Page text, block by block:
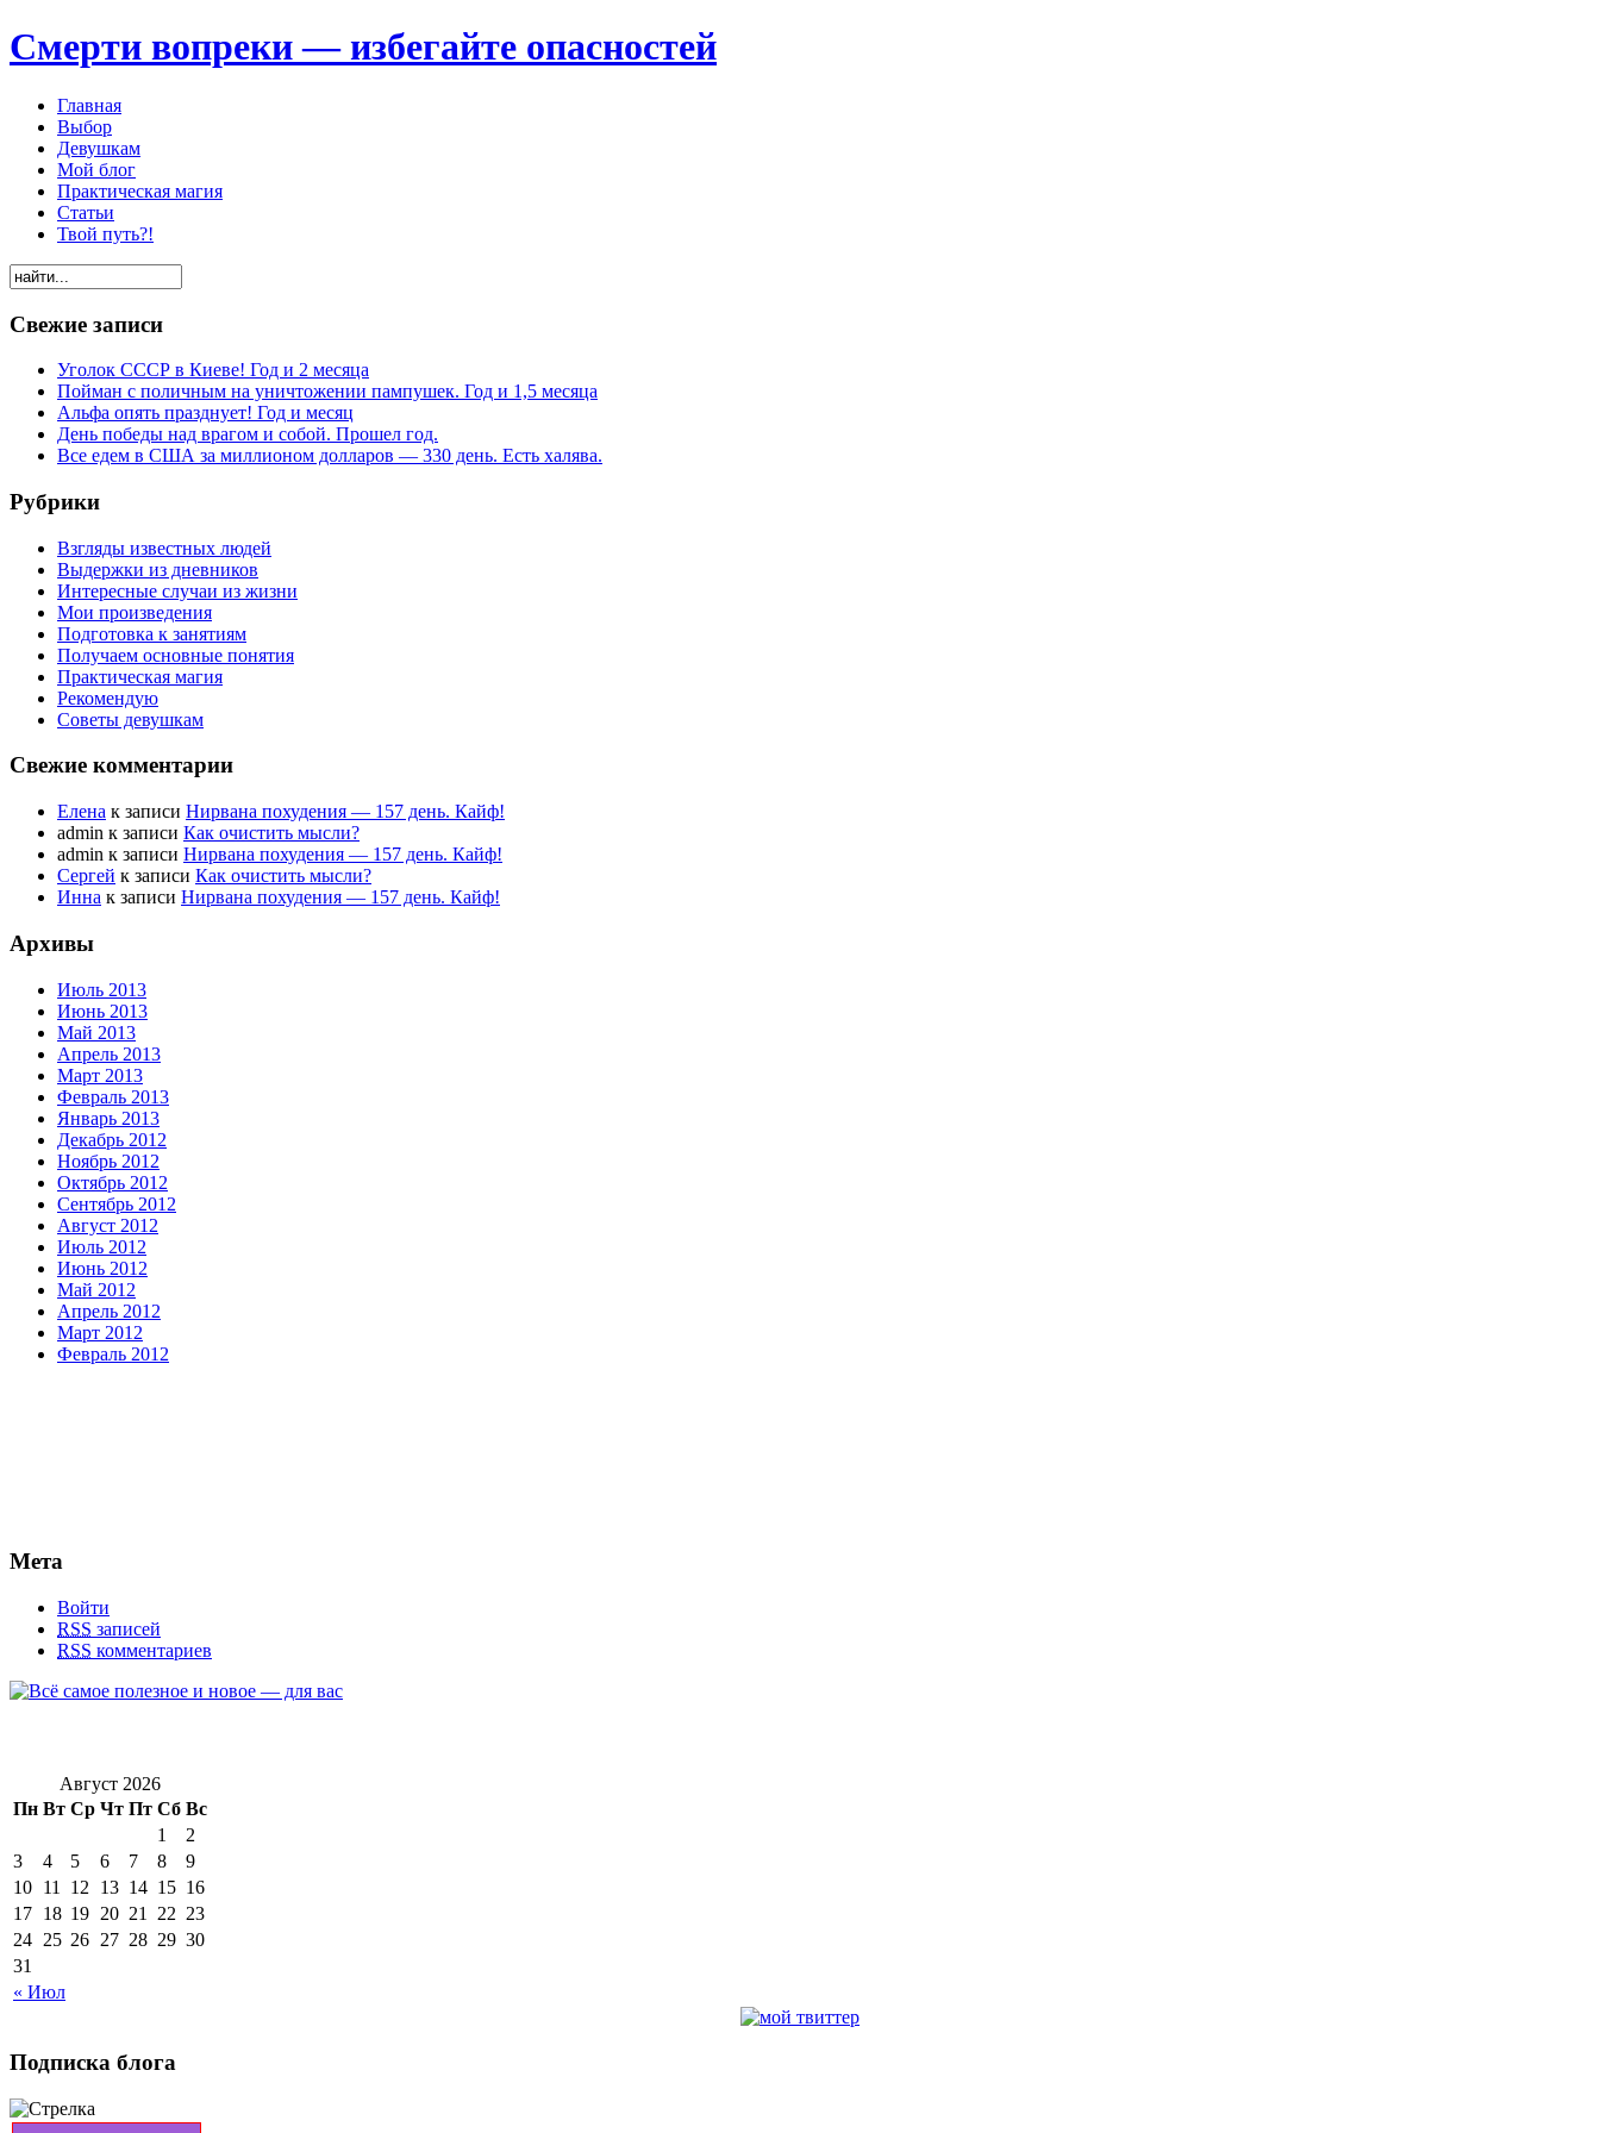
Смерти вопреки — избегайте опасностей
Главная
Выбор
Девушкам
Мой блог
Практическая магия
Статьи
Твой путь?!
Свежие записи
Уголок СССР в Киеве! Год и 2 месяца
Пойман с поличным на уничтожении пампушек. Год и 1,5 месяца
Альфа опять празднует! Год и месяц
День победы над врагом и собой. Прошел год.
Все едем в США за миллионом долларов — 330 день. Есть халява.
Рубрики
Взгляды известных людей
Выдержки из дневников
Интересные случаи из жизни
Мои произведения
Подготовка к занятиям
Получаем основные понятия
Практическая магия
Рекомендую
Советы девушкам
Свежие комментарии
Елена к записи Нирвана похудения — 157 день. Кайф!
admin к записи Как очистить мысли?
admin к записи Нирвана похудения — 157 день. Кайф!
Сергей к записи Как очистить мысли?
Инна к записи Нирвана похудения — 157 день. Кайф!
Архивы
Июль 2013
Июнь 2013
Май 2013
Апрель 2013
Март 2013
Февраль 2013
Январь 2013
Декабрь 2012
Ноябрь 2012
Октябрь 2012
Сентябрь 2012
Август 2012
Июль 2012
Июнь 2012
Май 2012
Апрель 2012
Март 2012
Февраль 2012
Мета
Войти
RSS записей
RSS комментариев
Август 2026
Пн Вт Ср Чт Пт Сб Вс
« Июл
1
2
3
4 5 6 7 8
9
10 11 12 13 14 15 16
17 18 19 20 21 22 23
24 25 26 27 28 29 30
31
Подписка блога